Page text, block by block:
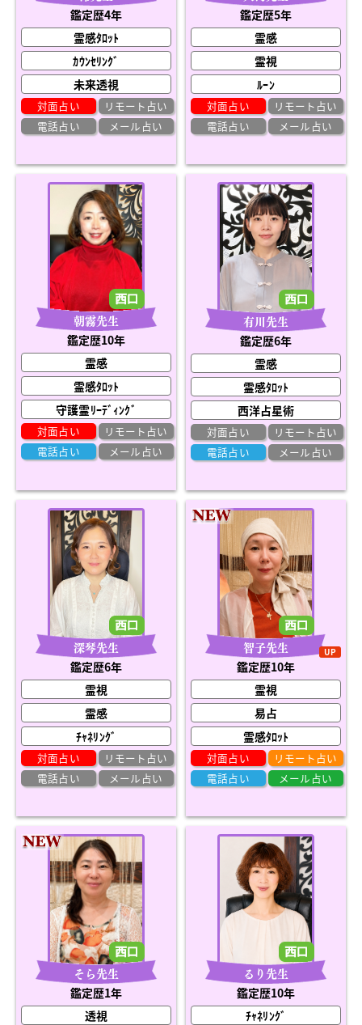
鑑定歴4年
霊感ﾀﾛｯﾄ
ｶｳﾝｾﾘﾝｸﾞ
未来透視
対面占い
リモート占い
電話占い
メール占い
鑑定歴5年
霊感
霊視
ﾙｰﾝ
対面占い
リモート占い
電話占い
メール占い
朝霧先生
鑑定歴10年
霊感
霊感ﾀﾛｯﾄ
守護霊ﾘｰﾃﾞｨﾝｸﾞ
対面占い
リモート占い
電話占い
メール占い
有川先生
鑑定歴6年
霊感
霊感ﾀﾛｯﾄ
西洋占星術
対面占い
リモート占い
電話占い
メール占い
深琴先生
鑑定歴6年
霊視
霊感
ﾁｬﾈﾘﾝｸﾞ
対面占い
リモート占い
電話占い
メール占い
智子先生 UP
鑑定歴10年
霊視
易占
霊感ﾀﾛｯﾄ
対面占い
リモート占い
電話占い
メール占い
そら先生
鑑定歴1年
透視
るり先生
鑑定歴10年
ﾁｬﾈﾘﾝｸﾞ